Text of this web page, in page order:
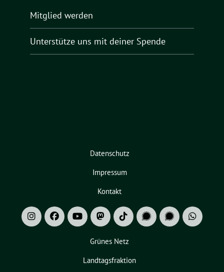
Mitglied werden
Unterstütze uns mit deiner Spende
Datenschutz
Impressum
Kontakt
Grünes Netz
Landtagsfraktion